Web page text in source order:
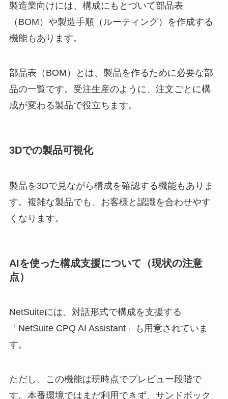
製造業向けには、構成にもとづいて部品表
（BOM）や製造手順（ルーティング）を作成する
機能もあります。
部品表（BOM）とは、製品を作るために必要な部
品の一覧です。受注生産のように、注文ごとに構
成が変わる製品で役立ちます。
3Dでの製品可視化
製品を3Dで見ながら構成を確認する機能もありま
す。複雑な製品でも、お客様と認識を合わせやす
くなります。
AIを使った構成支援について（現状の注意
点）
NetSuiteには、対話形式で構成を支援する
「NetSuite CPQ AI Assistant」も用意されていま
す。
ただし、この機能は現時点でプレビュー段階で
す。本番環境ではまだ利用できず、サンドボック